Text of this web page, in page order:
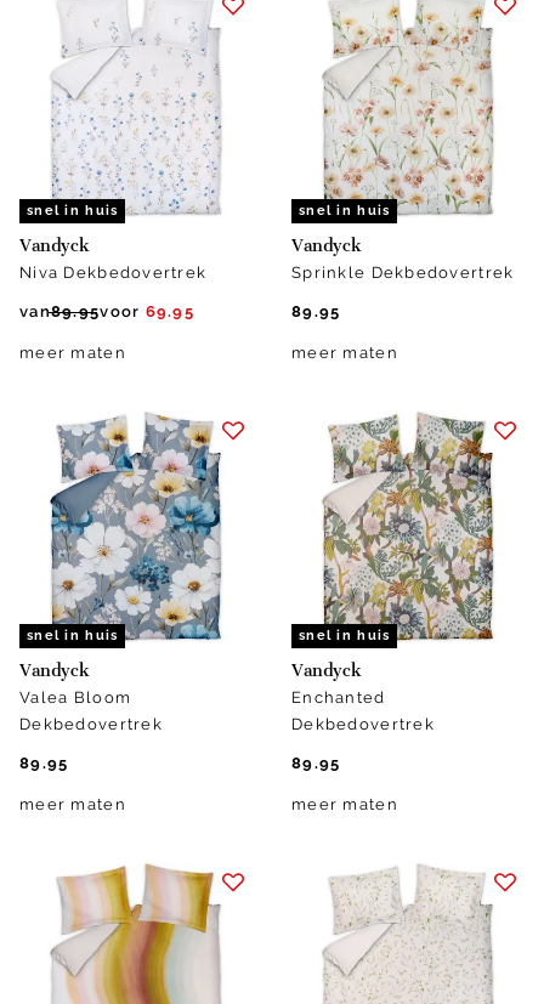
snel in huis
Vandyck
Niva Dekbedovertrek
van89.95voor 69.95
meer maten
snel in huis
Vandyck
Sprinkle Dekbedovertrek
89.95
meer maten
snel in huis
Vandyck
Valea Bloom
Dekbedovertrek
89.95
meer maten
snel in huis
Vandyck
Enchanted
Dekbedovertrek
89.95
meer maten